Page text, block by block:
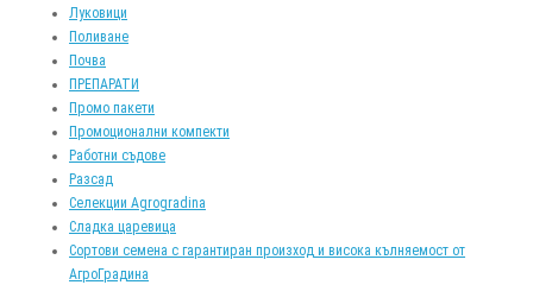
Луковици
Поливане
Почва
ПРЕПАРАТИ
Промо пакети
Промоционални компекти
Работни съдове
Разсад
Селекции Agrogradina
Сладка царевица
Сортови семена с гарантиран произход и висока кълняемост от
АгроГрадина